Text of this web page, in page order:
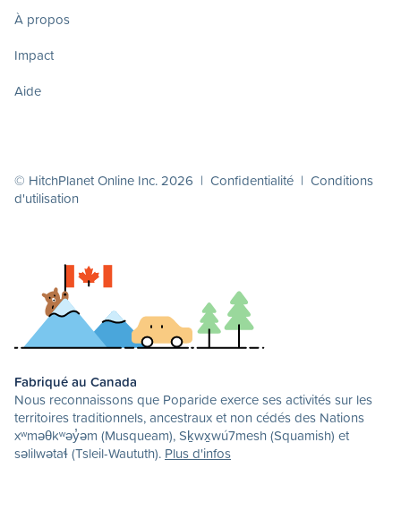
À propos
Impact
Aide
© HitchPlanet Online Inc. 2026 | Confidentialité | Conditions
d'utilisation
Fabriqué au Canada
Nous reconnaissons que Poparide exerce ses activités sur les
territoires traditionnels, ancestraux et non cédés des Nations
xʷməθkʷəy̓əm (Musqueam), Sḵwx̱wú7mesh (Squamish) et
səlilwətaɬ (Tsleil-Waututh). Plus d'infos